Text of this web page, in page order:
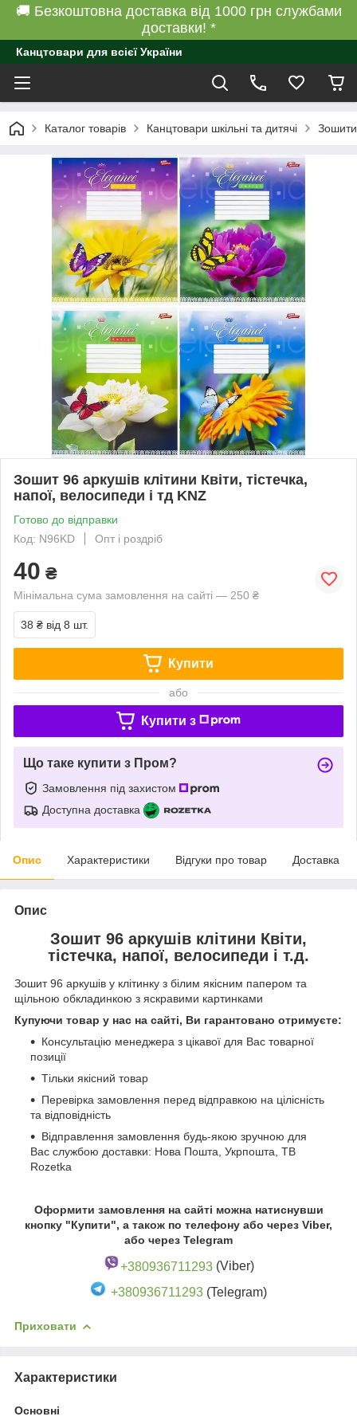
🚚 Безкоштовна доставка від 1000 грн службами
доставки! *
Канцтовари для всієї України
Каталог товарів Канцтовари шкільні та дитячі Зошити
Зошит 96 аркушів клітини Квіти, тістечка,
напої, велосипеди і тд KNZ
Готово до відправки
Код: N96KD
Опт і роздріб
40 ₴
Мінімальна сума замовлення на сайті — 250 ₴
38 ₴ від 8 шт.
Купити
або
Купити з
Що таке купити з Пром?
Замовлення під захистом
Доступна доставка
Опис Характеристики Відгуки про товар Доставка
Опис
Зошит 96 аркушів клітини Квіти,
тістечка, напої, велосипеди і т.д.
Зошит 96 аркушів у клітинку з білим якісним папером та
щільною обкладинкою з яскравими картинками
Купуючи товар у нас на сайті, Ви гарантовано отримуєте:
Консультацію менеджера з цікавої для Вас товарної
позиції
Тільки якісний товар
Перевірка замовлення перед відправкою на цілісність
та відповідність
Відправлення замовлення будь-якою зручною для
Вас службою доставки: Нова Пошта, Укрпошта, ТВ
Rozetka
Оформити замовлення на сайті можна натиснувши
кнопку "Купити", а також по телефону або через Viber,
або через Telegram
+380936711293(Viber)
+380936711293 (Telegram)
Приховати
Характеристики
Основні